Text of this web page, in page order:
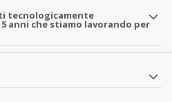
tecnologicamente
anni che stiamo lavorando per